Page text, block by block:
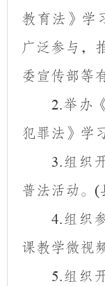
教育法》学
广泛参与，
委宣传部等
2.举办
犯罪法》学
3.组织
普法活动。 (
4.组织
课教学微视
5.组织